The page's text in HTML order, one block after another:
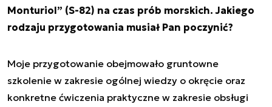
Monturiol” (S-82) na czas prób morskich. Jakiego
rodzaju przygotowania musiał Pan poczynić?
Moje przygotowanie obejmowało gruntowne
szkolenie w zakresie ogólnej wiedzy o okręcie oraz
konkretne ćwiczenia praktyczne w zakresie obsługi